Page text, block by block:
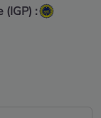
(IGP) :